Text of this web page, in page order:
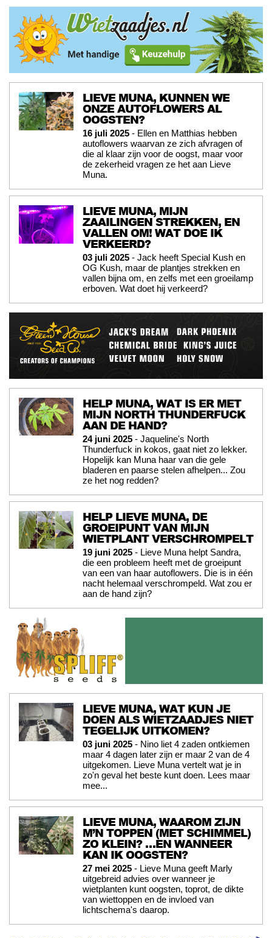
LIEVE MUNA, KUNNEN WE
ONZE AUTOFLOWERS AL
OOGSTEN?
16 juli 2025 - Ellen en Matthias hebben
autoflowers waarvan ze zich afvragen of
die al klaar zijn voor de oogst, maar voor
de zekerheid vragen ze het aan Lieve
Muna.
LIEVE MUNA, MIJN
ZAAILINGEN STREKKEN, EN
VALLEN OM! WAT DOE IK
VERKEERD?
03 juli 2025 - Jack heeft Special Kush en
OG Kush, maar de plantjes strekken en
vallen bijna om, en zelfs met een groeilamp
erboven. Wat doet hij verkeerd?
HELP MUNA, WAT IS ER MET
MIJN NORTH THUNDERFUCK
AAN DE HAND?
24 juni 2025 - Jaqueline's North
Thunderfuck in kokos, gaat niet zo lekker.
Hopelijk kan Muna haar van die gele
bladeren en paarse stelen afhelpen... Zou
ze het nog redden?
HELP LIEVE MUNA, DE
GROEIPUNT VAN MIJN
WIETPLANT VERSCHROMPELT
19 juni 2025 - Lieve Muna helpt Sandra,
die een probleem heeft met de groeipunt
van een van haar autoflowers. Die is in één
nacht helemaal verschrompeld. Wat zou er
aan de hand zijn?
LIEVE MUNA, WAT KUN JE
DOEN ALS WIETZAADJES NIET
TEGELIJK UITKOMEN?
03 juni 2025 - Nino liet 4 zaden ontkiemen
maar 4 dagen later zijn er maar 2 van de 4
uitgekomen. Lieve Muna vertelt wat je in
zo'n geval het beste kunt doen. Lees maar
mee...
LIEVE MUNA, WAAROM ZIJN
M’N TOPPEN (MET SCHIMMEL)
ZO KLEIN? …EN WANNEER
KAN IK OOGSTEN?
27 mei 2025 - Lieve Muna geeft Marly
uitgebreid advies over wanneer je
wietplanten kunt oogsten, toprot, de dikte
van wiettoppen en de invloed van
lichtschema's daarop.